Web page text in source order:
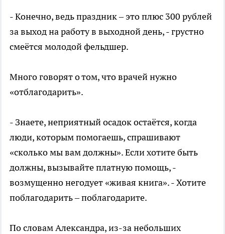
- Конечно, ведь праздник – это плюс 300 рублей
за выход на работу в выходной день, - грустно
смеётся молодой фельдшер.
Много говорят о том, что врачей нужно
«отблагодарить».
- Знаете, неприятный осадок остаётся, когда
люди, которым помогаешь, спрашивают
«сколько мы вам должны». Если хотите быть
должны, вызывайте платную помощь, -
возмущенно негодует «живая книга». - Хотите
поблагодарить – поблагодарите.
По словам Александра, из-за небольших